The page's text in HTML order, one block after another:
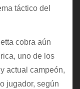
táctico del
cobra aún
uno de los
actual campeón,
jugador, según